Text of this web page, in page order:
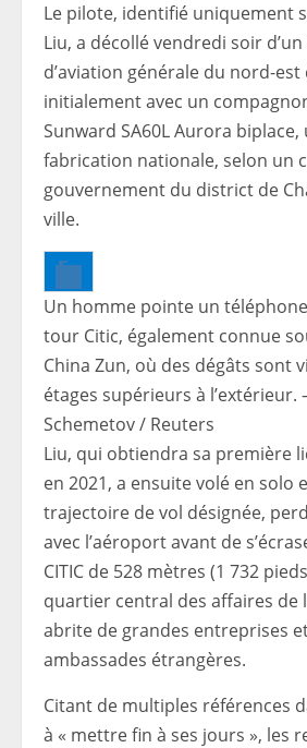
Le pilote, identifié uniquement
Liu, a décollé vendredi soir
d’aviation générale du nord-
initialement avec un
Sunward SA60L Aurora
fabrication nationale, selon un
gouvernement du district de
ville.
Un homme pointe un
tour Citic, également connue
China Zun, où des dégâts sont
étages supérieurs à l’extérieur.
Schemetov / Reuters
Liu, qui obtiendra sa première
en 2021, a ensuite volé en solo
trajectoire de vol désignée,
avec l’aéroport avant de
CITIC de 528 mètres (1 732
quartier central des affaires de
abrite de grandes entreprises
ambassades étrangères.
Citant de multiples références
à « mettre fin à ses jours », les